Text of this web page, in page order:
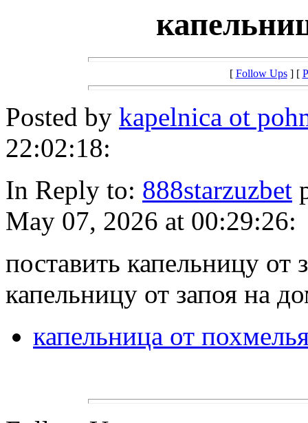
[ Follow Ups] [
Posted by kapelnica ot
22:02:18:
In Reply to: 888starzuzbet
May 07, 2026 at 00:29:26:
поставить капельницу от
капельницу от запоя на
капельница от